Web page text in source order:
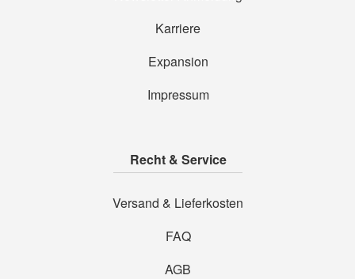
Karriere
Expansion
Impressum
Recht & Service
Versand & Lieferkosten
FAQ
AGB